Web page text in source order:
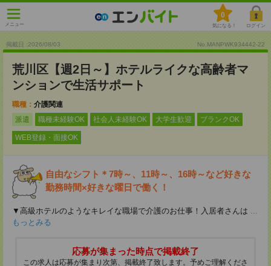
メニュー
0
気になる！ ログイン
掲載日 :2026/08/03 No.MANPWK934442-22
荒川区【週2日～】ホテルライクな高齢者マ
ンションで生活サポート
職種： 介護関連
派遣
職種未経験OK 社会人未経験OK 大学生歓迎 ブランクOK
WEB登録・面接OK
自由なシフト＊7時～、11時～、16時～など好きな
勤務時間×好きな曜日で働く！
▼高級ホテルのようなキレイな職場で介護のお仕事！入居者さんは ...
もっとみる
応募が集まった時点で掲載終了
この求人は応募が集まり次第、掲載終了致します。予めご理解くださ